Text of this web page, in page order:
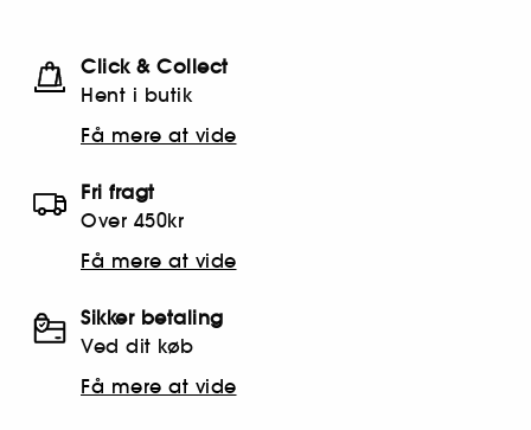
Click & Collect
Hent i butik
Få mere at vide
Fri fragt
Over 450kr
Få mere at vide
Sikker betaling
Ved dit køb
Få mere at vide